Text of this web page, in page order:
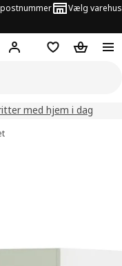
Vælg varehus
Hej! Log ind her
Huskeliste
Kurv
med hjem i dag